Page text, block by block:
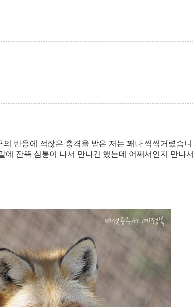
반응에 적잖은 충격을 받은 저는 꽤나 씩씩거렸습니
에 잔뜩 심통이 나서 만나긴 했는데 어째서인지 만나서